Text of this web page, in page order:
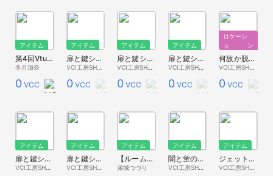
アイテム
第4回Vtuberご当地PR王決定戦冬月加奈PRポスター
冬月加奈
0 VCC
アイテム
扉と鍵シリーズ④『暗号の出る銅像』ver.5.00
VCI工房SHOP
0 VCC
アイテム
扉と鍵シリーズ③『動く本棚』ver.5.00
0 VCC
アイテム
扉と鍵シリーズ②β『ちゃんとした牢屋』ver.5.00
VCI工房SHOP
0 VCC
ロケーシ
ョン
何故か脱獄されまくる牢屋ver.4.00
0 VCC
アイテム
扉と鍵シリーズ②『牢屋の扉』ver.5.00
アイテム
扉と鍵シリーズ①『玄関の扉』ver.5.00
VCI工房SHOP
アイテム
【ルームイベント】メタカラ喫茶 えあダン支店ポスター
弟城つづり
アイテム
闇と蛍のランタン(廉価版_ver炎)
VCI工房SHOP
アイテム
ジェット移動vci【ルーム想定】